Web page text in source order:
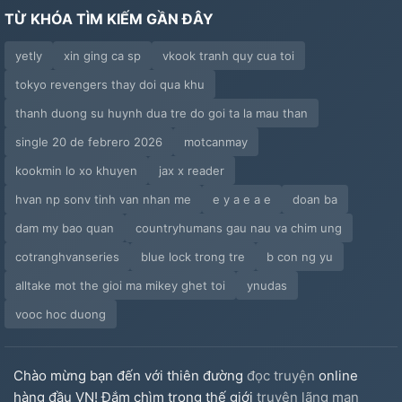
TỪ KHÓA TÌM KIẾM GẦN ĐÂY
yetly xin ging ca sp
vkook tranh quy cua toi
tokyo revengers thay doi qua khu
thanh duong su huynh dua tre do goi ta la mau than
single 20 de febrero 2026
motcanmay
kookmin lo xo khuyen
jax x reader
hvan np sonv tinh van nhan me
e y a e a e
doan ba
dam my bao quan
countryhumans gau nau va chim ung
cotranghvanseries
blue lock trong tre
b con ng yu
alltake mot the gioi ma mikey ghet toi
ynudas
vooc hoc duong
Chào mừng bạn đến với thiên đường đọc truyện online
hàng đầu VN! Đắm chìm trong thế giới truyện lãng mạn